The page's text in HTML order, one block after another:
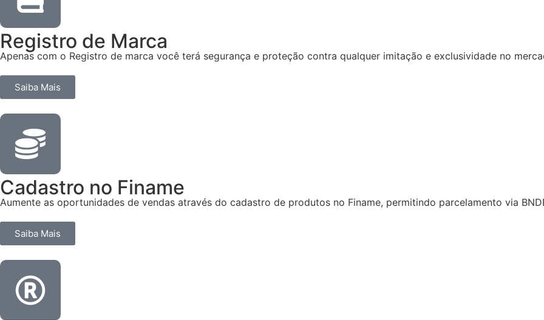
Registro de Marca
Apenas com o Registro de marca você terá segurança e proteção contra qualquer imitação e exclusividade no
Saiba Mais
Cadastro no Finame
Aumente as oportunidades de vendas através do cadastro de produtos no Finame, permitindo parcelamento via
Saiba Mais